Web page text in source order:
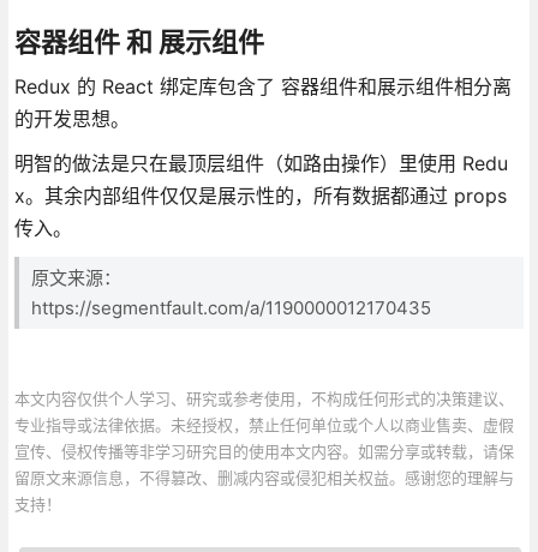
容器组件 和 展示组件
Redux 的 React 绑定库包含了 容器组件和展示组件相分离
的开发思想。
明智的做法是只在最顶层组件（如路由操作）里使用 Redu
x。其余内部组件仅仅是展示性的，所有数据都通过 props
传入。
原文来源：
https://segmentfault.com/a/1190000012170435
本文内容仅供个人学习、研究或参考使用，不构成任何形式的决策建议、
专业指导或法律依据。未经授权，禁止任何单位或个人以商业售卖、虚假
宣传、侵权传播等非学习研究目的使用本文内容。如需分享或转载，请保
留原文来源信息，不得篡改、删减内容或侵犯相关权益。感谢您的理解与
支持！